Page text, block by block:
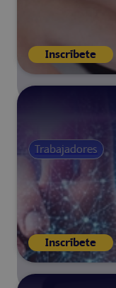
Inscríbete
Trabajadores
Inscríbete